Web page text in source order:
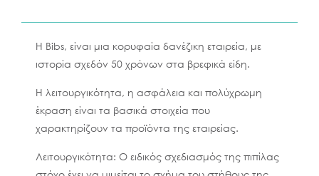
Η Bibs, είναι μια κορυφαία δανέζικη εταιρεία, με
ιστορία σχεδόν 50 χρόνων στα βρεφικά είδη.
Η λειτουργικότητα, η ασφάλεια και πολύχρωμη
έκραση είναι τα βασικά στοιχεία που
χαρακτηρίζουν τα προϊόντα της εταιρείας.
Λειτουργικότητα: Ο ειδικός σχεδιασμός της πιπίλας